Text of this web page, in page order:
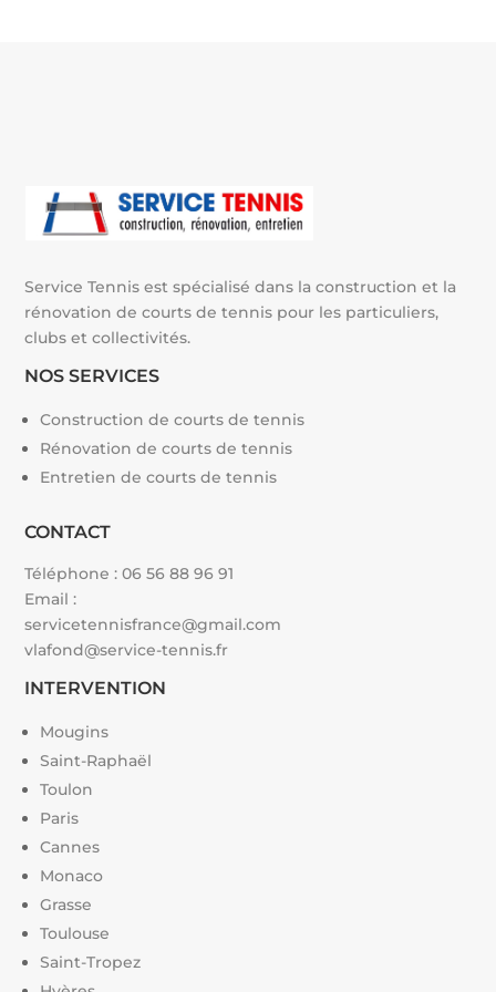
Service Tennis est spécialisé dans la construction et la
rénovation de courts de tennis pour les particuliers,
clubs et collectivités.
NOS SERVICES
Construction de courts de tennis
Rénovation de courts de tennis
Entretien de courts de tennis
CONTACT
Téléphone :06 56 88 96 91
Email :
servicetennisfrance@gmail.com
vlafond@service-tennis.fr
INTERVENTION
Mougins
Saint-Raphaël
Toulon
Paris
Cannes
Monaco
Grasse
Toulouse
Saint-Tropez